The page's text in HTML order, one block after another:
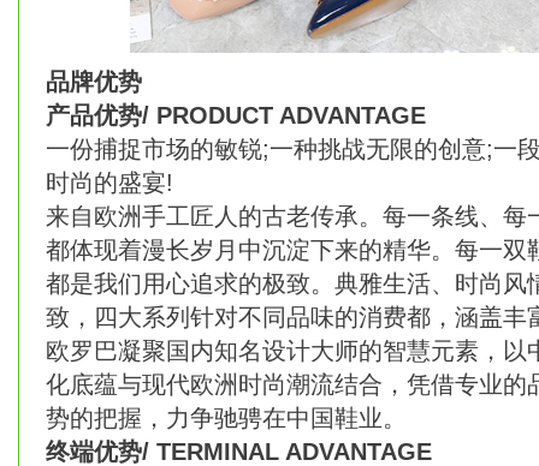
品牌优势
产品优势/ PRODUCT ADVANTAGE
一份捕捉市场的敏锐;一种挑战无限的创意;一
时尚的盛宴!
来自欧洲手工匠人的古老传承。每一条线、每
都体现着漫长岁月中沉淀下来的精华。每一双
都是我们用心追求的极致。典雅生活、时尚风
致，四大系列针对不同品味的消费都，涵盖丰
欧罗巴凝聚国内知名设计大师的智慧元素，以
化底蕴与现代欧洲时尚潮流结合，凭借专业的
势的把握，力争驰骋在中国鞋业。
终端优势/ TERMINAL ADVANTAGE